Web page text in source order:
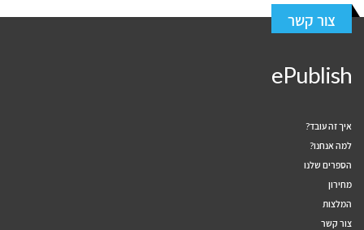
צור קשר
ePublish
איך זה עובד?
למה אנחנו?
הספרים שלנו
מחירון
המלצות
צור קשר